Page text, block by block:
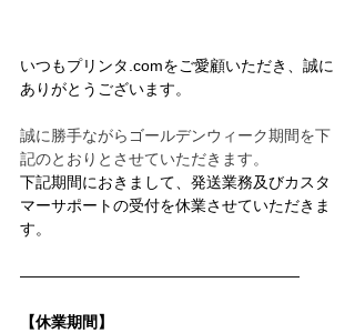
いつもプリンタ.comをご愛顧いただき、誠に
ありがとうございます。
誠に勝手ながらゴールデンウィーク期間を下
記のとおりとさせていただきます。
下記期間におきまして、発送業務及びカスタ
マーサポートの受付を休業させていただきま
す。
――――――――――――――――――
【休業期間】